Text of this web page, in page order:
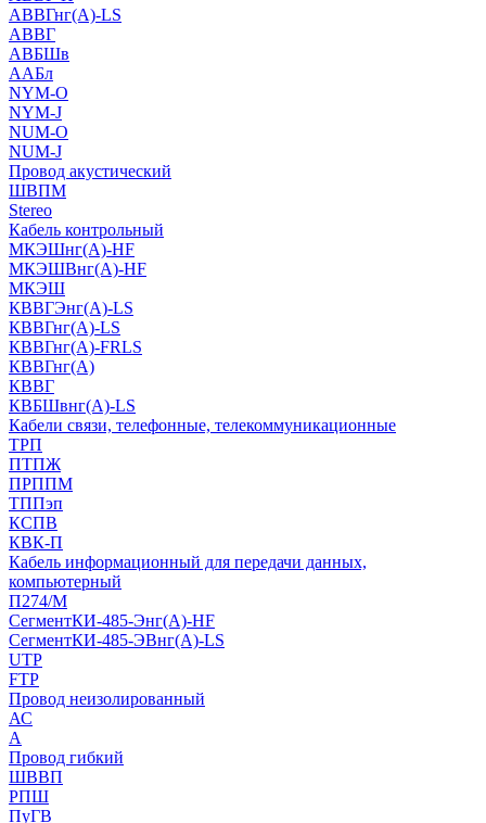
АВВГнг(А)-LS
АВВГ
АВБШв
ААБл
NYM-O
NYM-J
NUM-О
NUM-J
Провод акустический
ШВПМ
Stereo
Кабель контрольный
МКЭШнг(A)-HF
МКЭШВнг(А)-HF
МКЭШ
КВВГЭнг(А)-LS
КВВГнг(А)-LS
КВВГнг(А)-FRLS
КВВГнг(А)
КВВГ
КВБШвнг(А)-LS
Кабели связи, телефонные, телекоммуникационные
ТРП
ПТПЖ
ПРППМ
ТППэп
КСПВ
КВК-П
Кабель информационный для передачи данных,
компьютерный
П274/М
СегментКИ-485-Энг(А)-HF
СегментКИ-485-ЭВнг(А)-LS
UTP
FTP
Провод неизолированный
АС
А
Провод гибкий
ШВВП
РПШ
ПуГВ